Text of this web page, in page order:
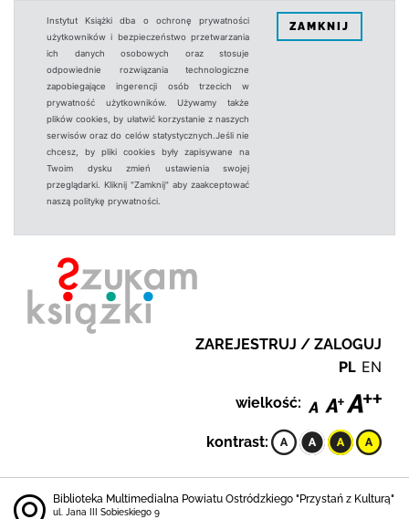
Instytut Książki dba o ochronę prywatności
użytkowników i bezpieczeństwo przetwarzania
ich danych osobowych oraz stosuje
odpowiednie rozwiązania technologiczne
zapobiegające ingerencji osób trzecich w
prywatność użytkowników. Używamy także
plików cookies, by ułatwić korzystanie z naszych
serwisów oraz do celów statystycznych.Jeśli nie
chcesz, by pliki cookies były zapisywane na
Twoim dysku zmień ustawienia swojej
przeglądarki. Kliknij "Zamknij" aby zaakceptować
naszą politykę prywatności.
ZAMKNIJ
ZAREJESTRUJ / ZALOGUJ
PL EN
wielkość:
kontrast:
Biblioteka Multimedialna Powiatu Ostródzkiego "Przystań z Kulturą"
ul. Jana III Sobieskiego 9